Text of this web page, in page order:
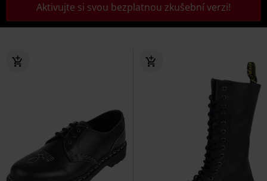
Aktivujte si svou bezplatnou zkušební verzi!